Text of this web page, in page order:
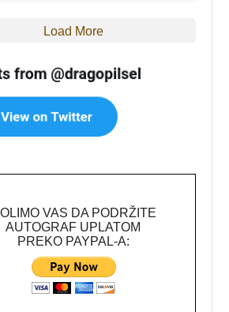
Load More
VAS DA PODRŽITE
AUTOGRAF UPLATOM
PREKO PAYPAL-A: